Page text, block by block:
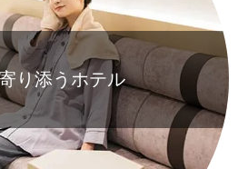
り添うホテル